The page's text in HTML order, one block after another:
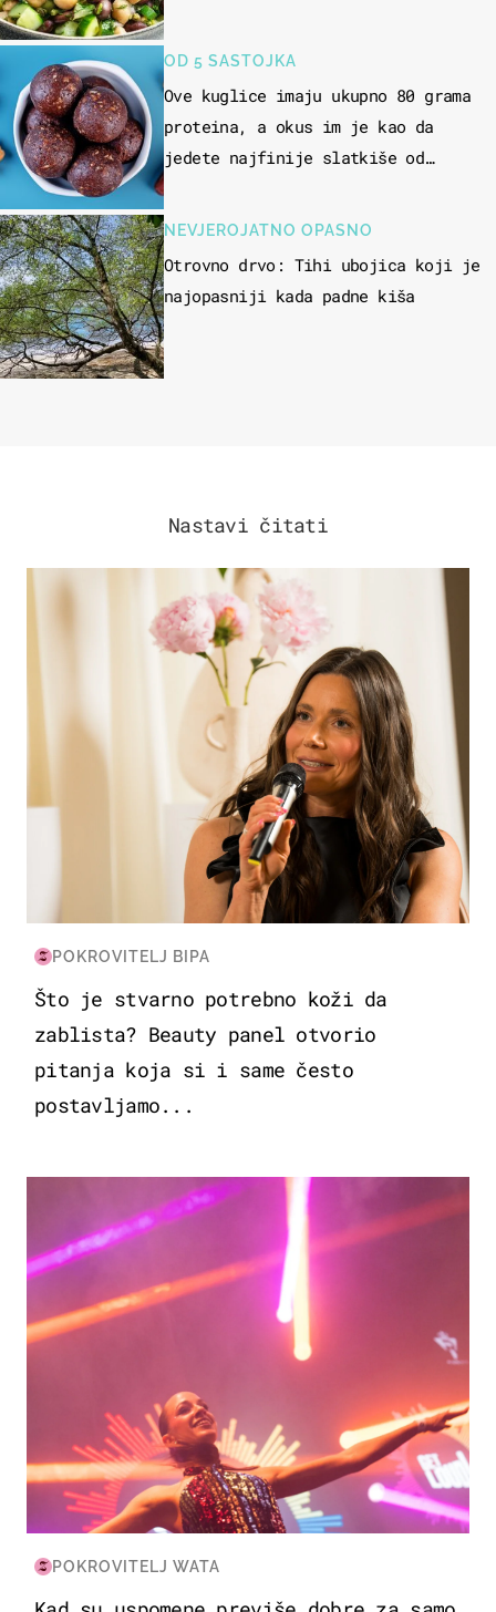
OD 5 SASTOJKA
Ove kuglice imaju ukupno 80 grama
proteina, a okus im je kao da
jedete najfinije slatkiše od
NEVJEROJATNO OPASNO
Otrovno drvo: Tihi ubojica koji je
najopasniji kada padne kiša
Nastavi čitati
MODA & LJEPOTA
POKROVITELJ BIPA
Što je stvarno potrebno koži da
zablista? Beauty panel otvorio
pitanja koja si i same često
postavljamo...
KULTURA & ZABAVA
POKROVITELJ WATA